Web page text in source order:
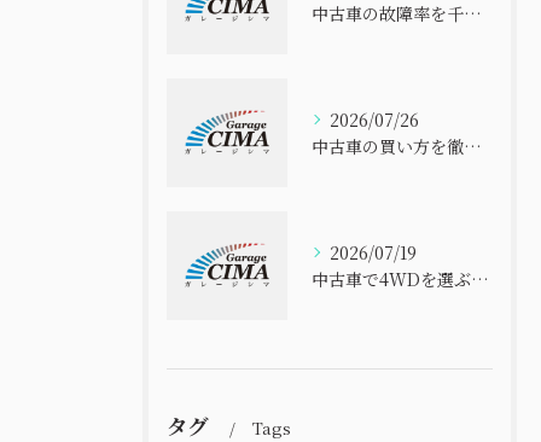
中古車の故障率を千葉県で比べて安全に選ぶ実践ポイント
2026/07/26
中古車の買い方を徹底解説 初心者でも失敗しない選び方と安心購入ガイド
2026/07/19
中古車で4WDを選ぶなら千葉県のコスパと信頼性を徹底比較
タグ Tags